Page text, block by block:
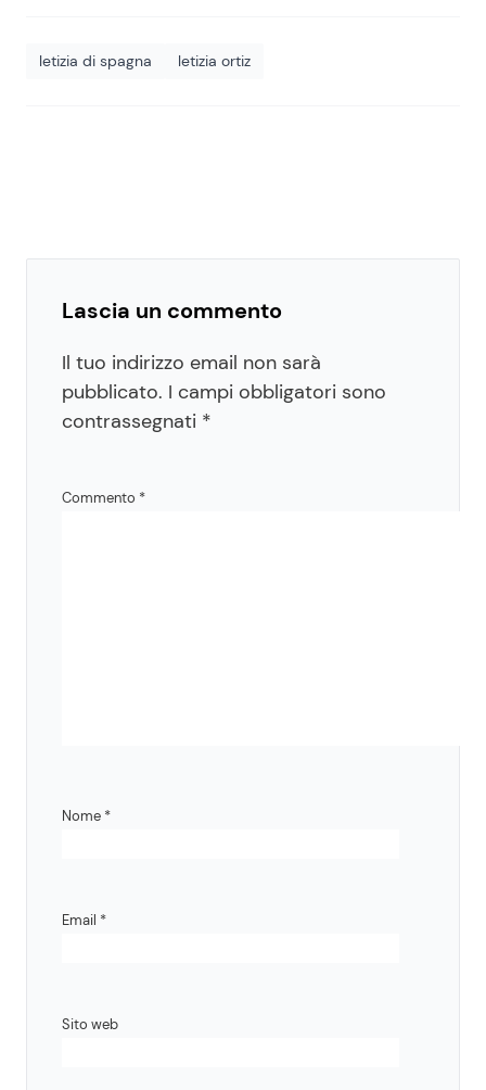
letizia di spagna letizia ortiz
Lascia un commento
Il tuo indirizzo email non sarà
pubblicato. I campi obbligatori sono
contrassegnati *
Commento *
Nome *
Email *
Sito web